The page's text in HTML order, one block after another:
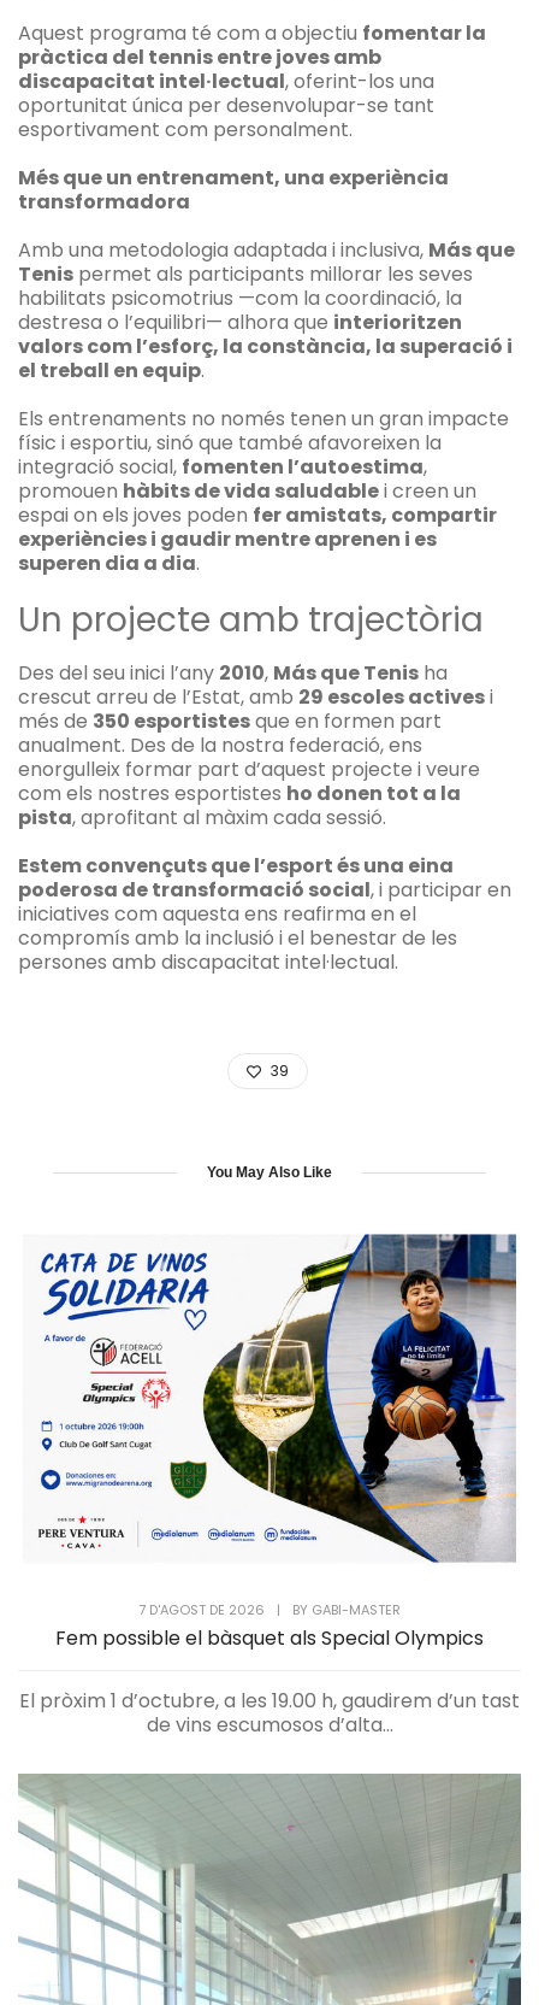
Aquest programa té com a objectiu fomentar la
pràctica del tennis entre joves amb
discapacitat intel·lectual, oferint-los una
oportunitat única per desenvolupar-se tant
esportivament com personalment.
Més que un entrenament, una experiència
transformadora
Amb una metodologia adaptada i inclusiva, Más que
Tenis permet als participants millorar les seves
habilitats psicomotrius —com la coordinació, la
destresa o l’equilibri— alhora que interioritzen
valors com l’esforç, la constància, la superació i
el treball en equip.
Els entrenaments no només tenen un gran impacte
físic i esportiu, sinó que també afavoreixen la
integració social, fomenten l’autoestima,
promouen hàbits de vida saludablei creen un
espai on els joves poden fer amistats, compartir
experiències i gaudir mentre aprenen i es
superen dia a dia.
Un projecte amb trajectòria
Des del seu inici l’any 2010, Más que Tenis ha
crescut arreu de l’Estat, amb 29 escoles activesi
més de 350 esportistesque en formen part
anualment. Des de la nostra federació, ens
enorgulleix formar part d’aquest projecte i veure
com els nostres esportistes ho donen tot a la
pista, aprofitant al màxim cada sessió.
Estem convençuts que l’esport és una eina
poderosa de transformació social, i participar en
iniciatives com aquesta ens reafirma en el
compromís amb la inclusió i el benestar de les
persones amb discapacitat intel·lectual.
39
You May Also Like
7 D'AGOST DE 2026 | BY GABI-MASTER
Fem possible el bàsquet als Special Olympics
El pròxim 1 d’octubre, a les 19.00 h, gaudirem d’un tast
de vins escumosos d’alta...